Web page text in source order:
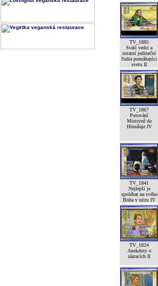
TV_1885
Svätí vedci a
ostatní jedineční
ľudia pomáhajúci
svetu II
TV_1867
Putování
Mistryně do
Himálaje IV
TV_1841
Nejlepší je
spoléhat na svého
Boha v nitru IV
TV_1824
Anekdoty o
zázracích II